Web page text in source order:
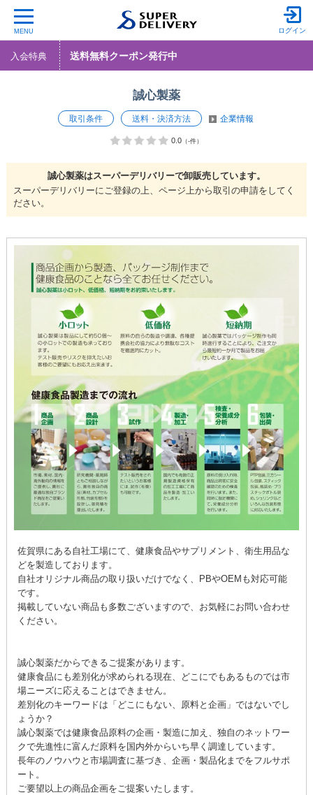
MENU ログイン
入会特典 送料無料クーポン発行中
誠心製薬
取引条件 送料・決済方法 企業情報
0.0（-件）
誠心製薬はスーパーデリバリーで卸販売しています。
スーパーデリバリーにご登録の上、ページ上から取引の申請をしてく
ださい。
佐賀県にある自社工場にて、健康食品やサプリメント、衛生用品な
どを製造しております。
自社オリジナル商品の取り扱いだけでなく、PBやOEMも対応可能
です。
掲載していない商品も多数ございますので、お気軽にお問い合わせ
ください。
誠心製薬だからできるご提案があります。
健康食品にも差別化が求められる現在、どこにでもあるものでは市
場ニーズに応えることはできません。
差別化のキーワードは「どこにもない、原料と企画」ではないでし
ょうか？
誠心製薬では健康食品原料の企画・製造に加え、独自のネットワー
クで先進性に富んだ原料を国内外からいち早く調達しています。
長年のノウハウと市場調査に基づき、企画・製品化までをフルサポ
ート。
ご要望以上の商品企画をご提案いたします。